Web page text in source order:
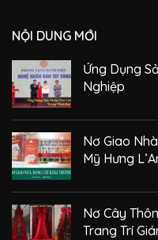
NỘI DUNG MỚI
Ứng Dụng
Nghiệp
Nơ Giao
Mỹ Hưng
Nơ Cây
Trang Trí